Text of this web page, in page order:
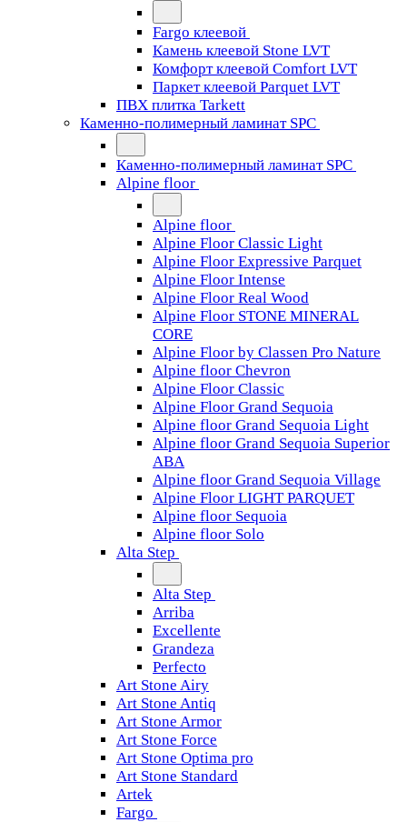
Fargo клеевой
Камень клеевой Stone LVT
Комфорт клеевой Comfort LVT
Паркет клеевой Parquet LVT
ПВХ плитка Tarkett
Каменно-полимерный ламинат SPC
Каменно-полимерный ламинат SPC
Alpine floor
Alpine floor
Alpine Floor Classic Light
Alpine Floor Expressive Parquet
Alpine Floor Intense
Alpine Floor Real Wood
Alpine Floor STONE MINERAL
CORE
Alpine Floor by Classen Pro Nature
Alpine floor Chevron
Alpine Floor Classic
Alpine Floor Grand Sequoia
Alpine floor Grand Sequoia Light
Alpine floor Grand Sequoia Superior
ABA
Alpine floor Grand Sequoia Village
Alpine Floor LIGHT PARQUET
Alpine floor Sequoia
Alpine floor Solo
Alta Step
Alta Step
Arriba
Excellente
Grandeza
Perfecto
Art Stone Airy
Art Stone Antiq
Art Stone Armor
Art Stone Force
Art Stone Optima pro
Art Stone Standard
Artek
Fargo